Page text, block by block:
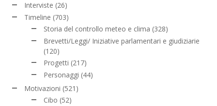
Interviste (26)
Timeline (703)
Storia del controllo meteo e clima (328)
Brevetti/Leggi/ Iniziative parlamentari e giudiziarie
(120)
Progetti (217)
Personaggi (44)
Motivazioni (521)
Cibo (52)